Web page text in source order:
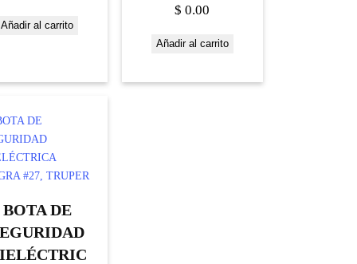
Añadir al carrito
$ 0.00
Añadir al carrito
BOTA DE